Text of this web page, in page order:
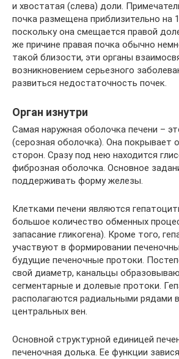
и хвостатая (слева) доли.
почка размещена приблизительно на
поскольку она смещается правой
же причине правая почка обычно
такой близости, эти органы
возникновением серьезного
развиться недостаточность почек.
Орган изнутри
Самая наружная оболочка печени –
(серозная оболочка). Она покрывает
сторон. Сразу под нею находится
фиброзная оболочка. Основное
поддерживать форму железы.
Клетками печени являются
большое количество обменных
запасание гликогена). Кроме того,
участвуют в формировании
будущие печеночные протоки.
свой диаметр, канальцы
сегментарные и долевые протоки.
располагаются радиальными рядами
центральных вен.
Основной структурной единицей
печеночная долька. Ее функции